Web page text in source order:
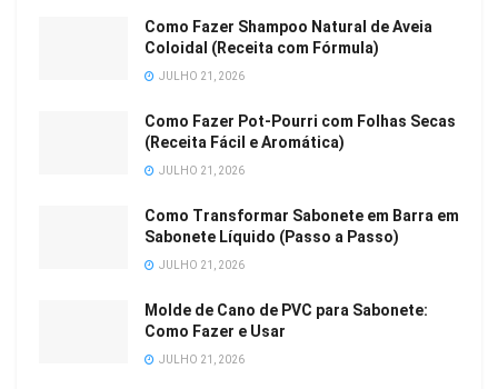
Como Fazer Shampoo Natural de Aveia
Coloidal (Receita com Fórmula)
JULHO 21, 2026
Como Fazer Pot-Pourri com Folhas Secas
(Receita Fácil e Aromática)
JULHO 21, 2026
Como Transformar Sabonete em Barra em
Sabonete Líquido (Passo a Passo)
JULHO 21, 2026
Molde de Cano de PVC para Sabonete:
Como Fazer e Usar
JULHO 21, 2026